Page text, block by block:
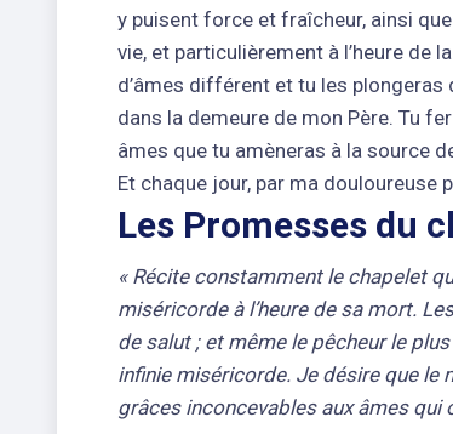
y puisent force et fraîcheur, ainsi
vie, et particulièrement à l’heure de
d’âmes différent et tu les plongeras
dans la demeure de mon Père. Tu
âmes que tu amèneras à la source
Et chaque jour, par ma douloureuse
Les Promesses du
« Récite constamment le chapelet
miséricorde à l’heure de sa mort.
de salut ; et même le pêcheur le
infinie miséricorde. Je désire que le
grâces inconcevables aux âmes